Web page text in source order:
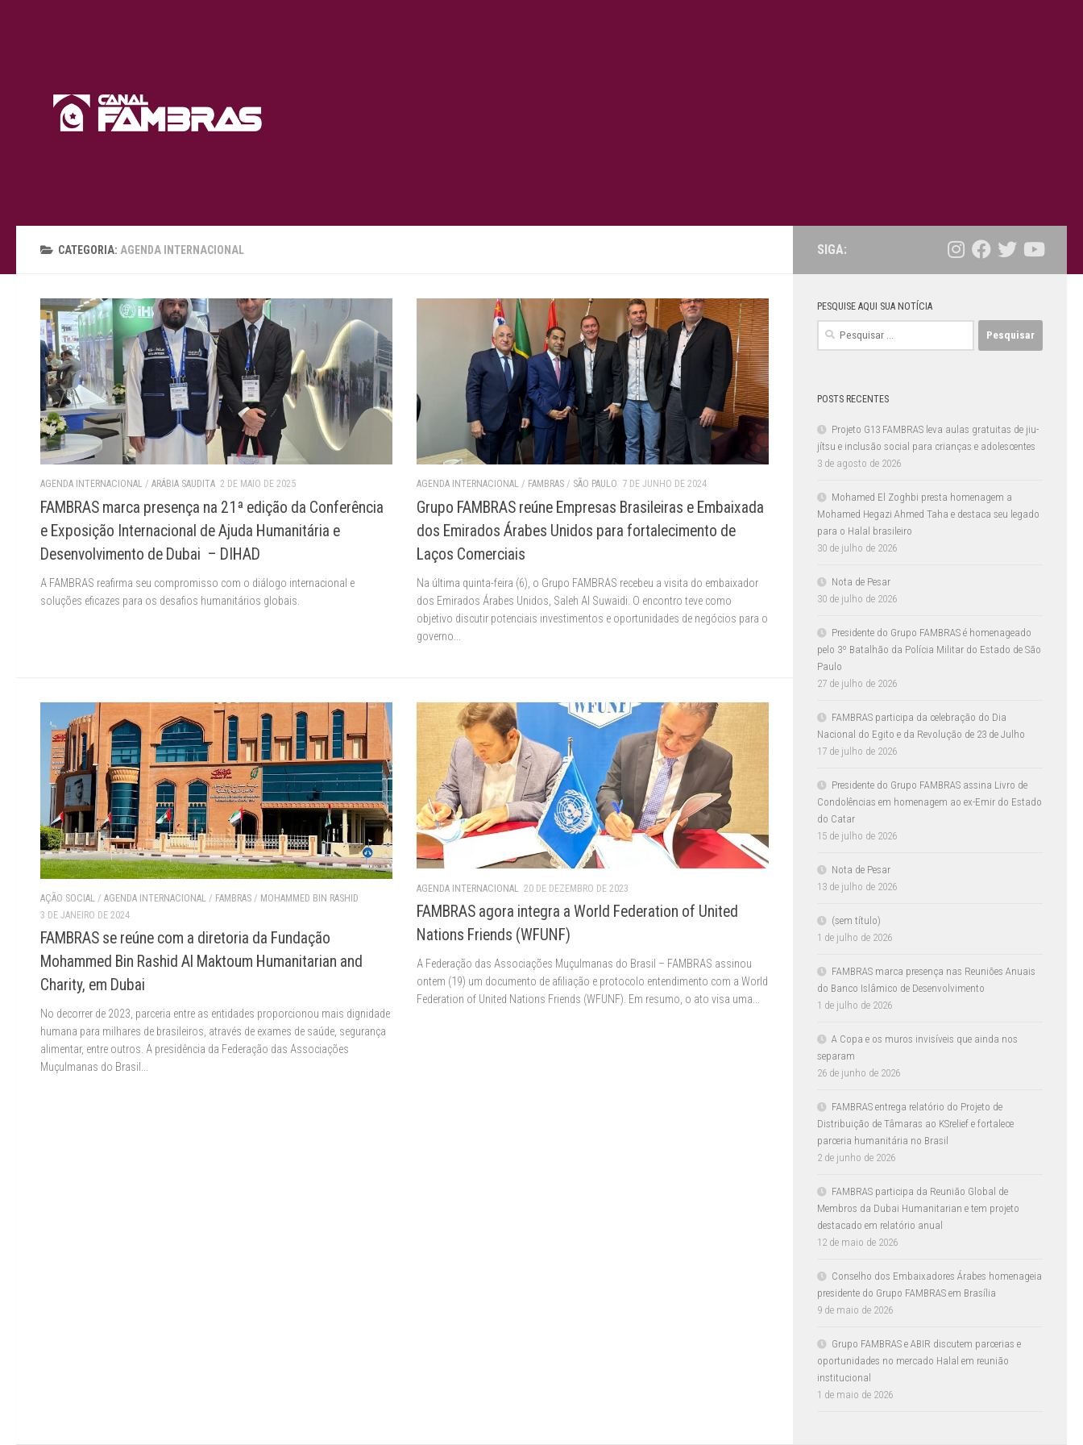
CATEGORIA: AGENDA INTERNACIONAL
AGENDA INTERNACIONAL / ARÁBIA SAUDITA 2 DE MAIO DE 2025
FAMBRAS marca presença na 21ª edição da Conferência
e Exposição Internacional de Ajuda Humanitária e
Desenvolvimento de Dubai – DIHAD
A FAMBRAS reafirma seu compromisso com o diálogo internacional e
soluções eficazes para os desafios humanitários globais.
AGENDA INTERNACIONAL / FAMBRAS / SÃO PAULO 7 DE JUNHO DE 2024
Grupo FAMBRAS reúne Empresas Brasileiras e Embaixada
dos Emirados Árabes Unidos para fortalecimento de
Laços Comerciais
Na última quinta-feira (6), o Grupo FAMBRAS recebeu a visita do embaixador
dos Emirados Árabes Unidos, Saleh Al Suwaidi. O encontro teve como
objetivo discutir potenciais investimentos e oportunidades de negócios para o
governo...
AÇÃO SOCIAL / AGENDA INTERNACIONAL / FAMBRAS / MOHAMMED BIN RASHID
3 DE JANEIRO DE 2024
FAMBRAS se reúne com a diretoria da Fundação
Mohammed Bin Rashid Al Maktoum Humanitarian and
Charity, em Dubai
No decorrer de 2023, parceria entre as entidades proporcionou mais dignidade
humana para milhares de brasileiros, através de exames de saúde, segurança
alimentar, entre outros. A presidência da Federação das Associações
Muçulmanas do Brasil...
AGENDA INTERNACIONAL 20 DE DEZEMBRO DE 2023
FAMBRAS agora integra a World Federation of United
Nations Friends (WFUNF)
A Federação das Associações Muçulmanas do Brasil – FAMBRAS assinou
ontem (19) um documento de afiliação e protocolo entendimento com a World
Federation of United Nations Friends (WFUNF). Em resumo, o ato visa uma...
SIGA:
PESQUISE AQUI SUA NOTÍCIA
Pesquisar
POSTS RECENTES
Projeto G13 FAMBRAS leva aulas gratuitas de jiu-
jítsu e inclusão social para crianças e adolescentes
3 de agosto de 2026
Mohamed El Zoghbi presta homenagem a
Mohamed Hegazi Ahmed Taha e destaca seu legado
para o Halal brasileiro
30 de julho de 2026
Nota de Pesar
30 de julho de 2026
Presidente do Grupo FAMBRAS é homenageado
pelo 3º Batalhão da Polícia Militar do Estado de São
Paulo
27 de julho de 2026
FAMBRAS participa da celebração do Dia
Nacional do Egito e da Revolução de 23 de Julho
17 de julho de 2026
Presidente do Grupo FAMBRAS assina Livro de
Condolências em homenagem ao ex-Emir do Estado
do Catar
15 de julho de 2026
Nota de Pesar
13 de julho de 2026
(sem título)
1 de julho de 2026
FAMBRAS marca presença nas Reuniões Anuais
do Banco Islâmico de Desenvolvimento
1 de julho de 2026
A Copa e os muros invisíveis que ainda nos
separam
26 de junho de 2026
FAMBRAS entrega relatório do Projeto de
Distribuição de Tâmaras ao KSrelief e fortalece
parceria humanitária no Brasil
2 de junho de 2026
FAMBRAS participa da Reunião Global de
Membros da Dubai Humanitarian e tem projeto
destacado em relatório anual
12 de maio de 2026
Conselho dos Embaixadores Árabes homenageia
presidente do Grupo FAMBRAS em Brasília
9 de maio de 2026
Grupo FAMBRAS e ABIR discutem parcerias e
oportunidades no mercado Halal em reunião
institucional
1 de maio de 2026